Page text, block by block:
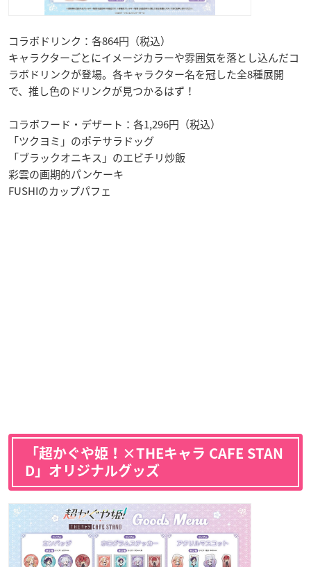
コラボドリンク：各864円（税込）
キャラクターごとにイメージカラーや雰囲気を落とし込んだコ
ラボドリンクが登場。各キャラクター名を冠した全8種展開
で、推し色のドリンクが見つかるはず！
コラボフード・デザート：各1,296円（税込）
「ツクヨミ」のポテサラドッグ
「ブラックオニキス」のエビチリ炒飯
彩雲の画期的パンケーキ
FUSHIのカップパフェ
「超かぐや姫！×THEキャラ CAFE STAN
D」オリジナルグッズ